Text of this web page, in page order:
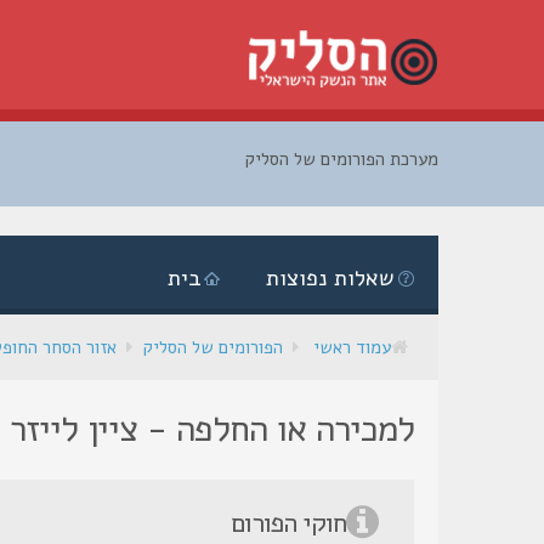
מערכת הפורומים של הסליק
בית שאלות נפוצות
עמוד ראשי הפורומים של הסליק אזור הסחר
למכירה או החלפה - ציין לייזר M6
חוקי הפורום